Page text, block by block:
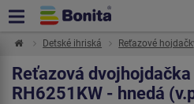
Detské ihriská Reťazové
Reťazová
RH6251KW - hnedá